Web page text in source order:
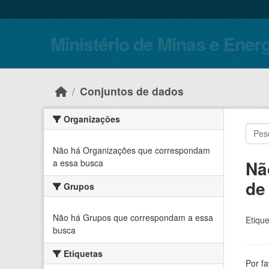
Ministério de Minas e
Conjuntos de dados
Organizações
Não há Organizações que correspondam
a essa busca
Grupos
Não há Grupos que correspondam a essa
busca
Etiquetas
Por